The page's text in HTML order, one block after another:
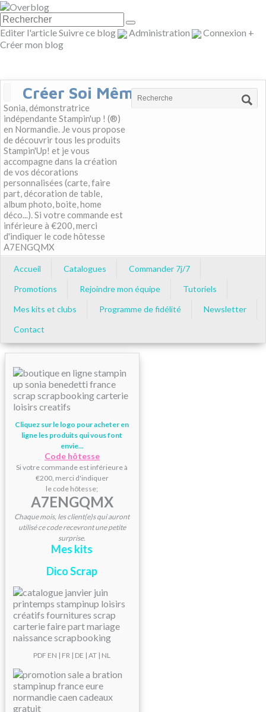
Editer l'articleSuivre ce blog Administration Connexion +
Créer mon blog
Créer Soi Même
Sonia, démonstratrice
indépendante Stampin'up ! (®)
en Normandie. Je vous propose
de découvrir tous les produits
Stampin'Up! et je vous
accompagne dans la création
de vos décorations
personnalisées (carte, faire
part, décoration de table,
album photo, boite, home
déco...). Si votre commande est
inférieure à €200, merci
d'indiquer le code hôtesse
A7ENGQMX
Accueil Catalogues
Commander 7j/7
Promotions
Rejoindre mon équipe
Tutoriels
Mes kits et clubs
Programme de fidélité
Newsletter
Contact
Cliquez sur le logo pour acheter en
ligne les produits qui vous font
envie...
Code hôtesse
Si votre commande est inférieure à
€200, merci d'indiquer
le code hôtesse;
A7ENGQMX
Chaque mois, les client(e)s qui auront
utilisé ce code recevront une petite
surprise.
Mes kits
Dico Scrap
PDF EN | FR | DE | AT | NL